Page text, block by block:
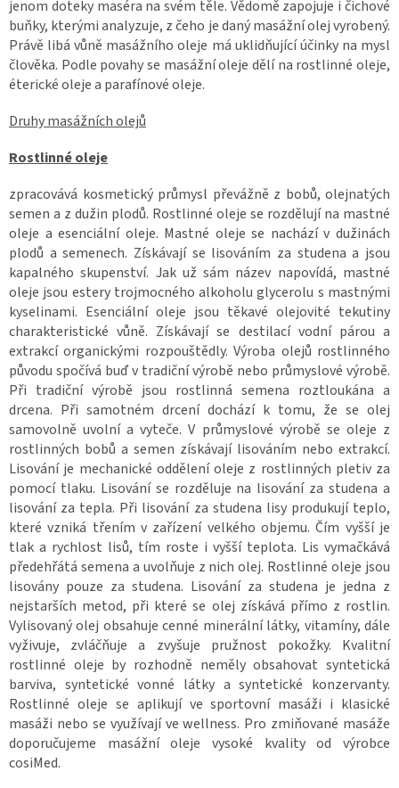
jenom doteky maséra na svém těle. Vědomě zapojuje i čichové
buňky, kterými analyzuje, z čeho je daný masážní olej vyrobený.
Právě libá vůně masážního oleje má uklidňující účinky na mysl
člověka. Podle povahy se masážní oleje dělí na rostlinné oleje,
éterické oleje a parafínové oleje.
Druhy masážních olejů
Rostlinné oleje
zpracovává kosmetický průmysl převážně z bobů, olejnatých
semen a z dužin plodů. Rostlinné oleje se rozdělují na mastné
oleje a esenciální oleje. Mastné oleje se nachází v dužinách
plodů a semenech. Získávají se lisováním za studena a jsou
kapalného skupenství. Jak už sám název napovídá, mastné
oleje jsou estery trojmocného alkoholu glycerolu s mastnými
kyselinami. Esenciální oleje jsou těkavé olejovité tekutiny
charakteristické vůně. Získávají se destilací vodní párou a
extrakcí organickými rozpouštědly. Výroba olejů rostlinného
původu spočívá buď v tradiční výrobě nebo průmyslové výrobě.
Při tradiční výrobě jsou rostlinná semena roztloukána a
drcena. Při samotném drcení dochází k tomu, že se olej
samovolně uvolní a vyteče. V průmyslové výrobě se oleje z
rostlinných bobů a semen získávají lisováním nebo extrakcí.
Lisování je mechanické oddělení oleje z rostlinných pletiv za
pomocí tlaku. Lisování se rozděluje na lisování za studena a
lisování za tepla. Při lisování za studena lisy produkují teplo,
které vzniká třením v zařízení velkého objemu. Čím vyšší je
tlak a rychlost lisů, tím roste i vyšší teplota. Lis vymačkává
předehřátá semena a uvolňuje z nich olej. Rostlinné oleje jsou
lisovány pouze za studena. Lisování za studena je jedna z
nejstarších metod, při které se olej získává přímo z rostlin.
Vylisovaný olej obsahuje cenné minerální látky, vitamíny, dále
vyživuje, zvláčňuje a zvyšuje pružnost pokožky. Kvalitní
rostlinné oleje by rozhodně neměly obsahovat syntetická
barviva, syntetické vonné látky a syntetické konzervanty.
Rostlinné oleje se aplikují ve sportovní masáži i klasické
masáži nebo se využívají ve wellness. Pro zmiňované masáže
doporučujeme masážní oleje vysoké kvality od výrobce
cosiMed.